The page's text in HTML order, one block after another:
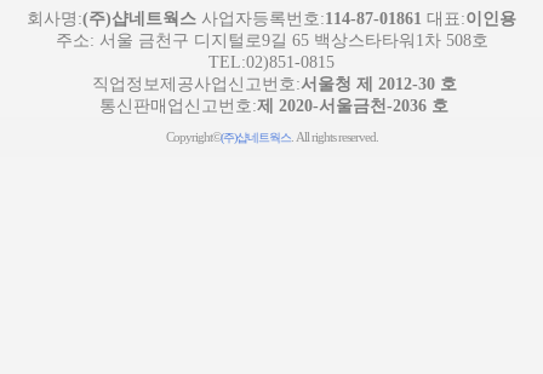
회사명:(주)샵네트웍스 사업자등록번호:114-87-01861 대표:이인용
주소: 서울 금천구 디지털로9길 65 백상스타타워1차 508호
TEL:02)851-0815
직업정보제공사업신고번호:서울청 제 2012-30 호
통신판매업신고번호:제 2020-서울금천-2036 호
Copyright©(주)샵네트웍스. All rights reserved.